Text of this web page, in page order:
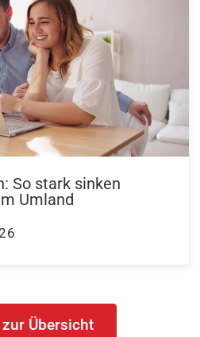
So stark sinken
Umland
Übersicht